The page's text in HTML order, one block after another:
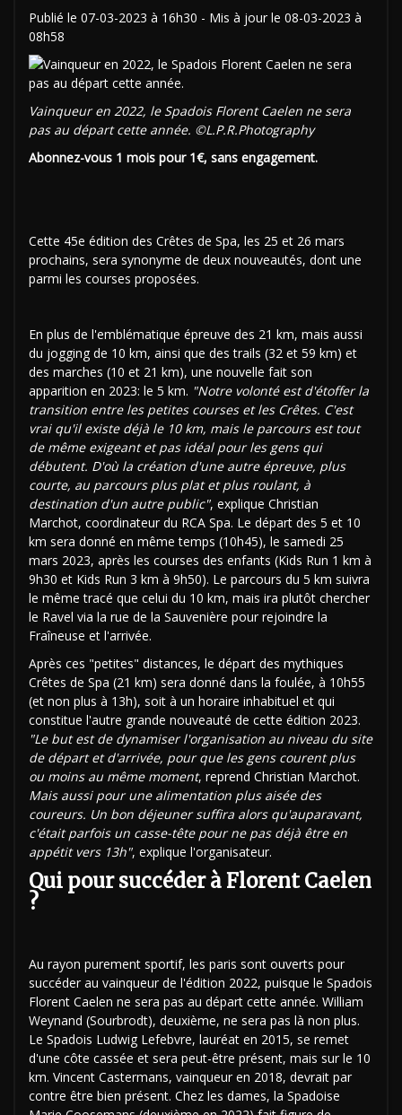
Publié le 07-03-2023 à 16h30 - Mis à jour le 08-03-2023 à
08h58
Vainqueur en 2022, le Spadois Florent Caelen ne sera
pas au départ cette année. ©L.P.R.Photography
Abonnez-vous 1 mois pour 1€, sans engagement.
Cette 45e édition des Crêtes de Spa, les 25 et 26 mars
prochains, sera synonyme de deux nouveautés, dont une
parmi les courses proposées.
En plus de l'emblématique épreuve des 21 km, mais aussi
du jogging de 10 km, ainsi que des trails (32 et 59 km) et
des marches (10 et 21 km), une nouvelle fait son
apparition en 2023: le 5 km. "Notre volonté est d'étoffer la
transition entre les petites courses et les Crêtes. C'est
vrai qu'il existe déjà le 10 km, mais le parcours est tout
de même exigeant et pas idéal pour les gens qui
débutent. D'où la création d'une autre épreuve, plus
courte, au parcours plus plat et plus roulant, à
destination d'un autre public", explique Christian
Marchot, coordinateur du RCA Spa. Le départ des 5 et 10
km sera donné en même temps (10h45), le samedi 25
mars 2023, après les courses des enfants (Kids Run 1 km à
9h30 et Kids Run 3 km à 9h50). Le parcours du 5 km suivra
le même tracé que celui du 10 km, mais ira plutôt chercher
le Ravel via la rue de la Sauvenière pour rejoindre la
Fraîneuse et l'arrivée.
Après ces "petites" distances, le départ des mythiques
Crêtes de Spa (21 km) sera donné dans la foulée, à 10h55
(et non plus à 13h), soit à un horaire inhabituel et qui
constitue l'autre grande nouveauté de cette édition 2023.
"Le but est de dynamiser l'organisation au niveau du site
de départ et d'arrivée, pour que les gens courent plus
ou moins au même moment, reprend Christian Marchot.
Mais aussi pour une alimentation plus aisée des
coureurs. Un bon déjeuner suffira alors qu'auparavant,
c'était parfois un casse-tête pour ne pas déjà être en
appétit vers 13h", explique l'organisateur.
Qui pour succéder à Florent Caelen
?
Au rayon purement sportif, les paris sont ouverts pour
succéder au vainqueur de l'édition 2022, puisque le Spadois
Florent Caelen ne sera pas au départ cette année. William
Weynand (Sourbrodt), deuxième, ne sera pas là non plus.
Le Spadois Ludwig Lefebvre, lauréat en 2015, se remet
d'une côte cassée et sera peut-être présent, mais sur le 10
km. Vincent Castermans, vainqueur en 2018, devrait par
contre être bien présent. Chez les dames, la Spadoise